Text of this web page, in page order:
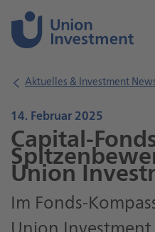
Inhalt
Aktuelles & Investment
14. Februar 2025
Capital-
Union
Im Fonds-
Union